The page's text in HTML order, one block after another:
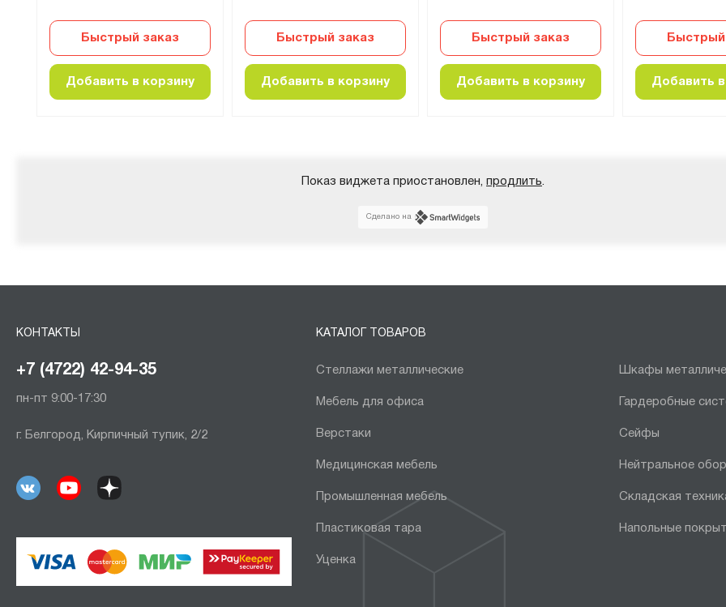
Быстрый заказ
Добавить в корзину
Быстрый заказ
Добавить в корзину
Быстрый заказ
Добавить в корзину
Быстрый
Добавить
Показ виджета приостановлен, продлить.
Сделано на
КОНТАКТЫ
+7 (4722) 42-94-35
пн-пт 9:00-17:30
г. Белгород, Кирпичный тупик, 2/2
КАТАЛОГ ТОВАРОВ
Стеллажи металлические Шкафы
Мебель для офиса Гардеробные
Верстаки Сейфы
Медицинская мебель Нейтральное
Промышленная мебель Складская
Пластиковая тара Напольные
Уценка